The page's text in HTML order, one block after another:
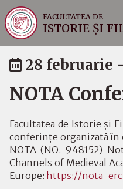
FACULTATEA DE
ISTORIE ȘI
28 februarie
NOTA
Facultatea de Istorie și
conferințe organizată în
NOTA (NO. 948152)
Channels of Medieval
Europe: https://nota-